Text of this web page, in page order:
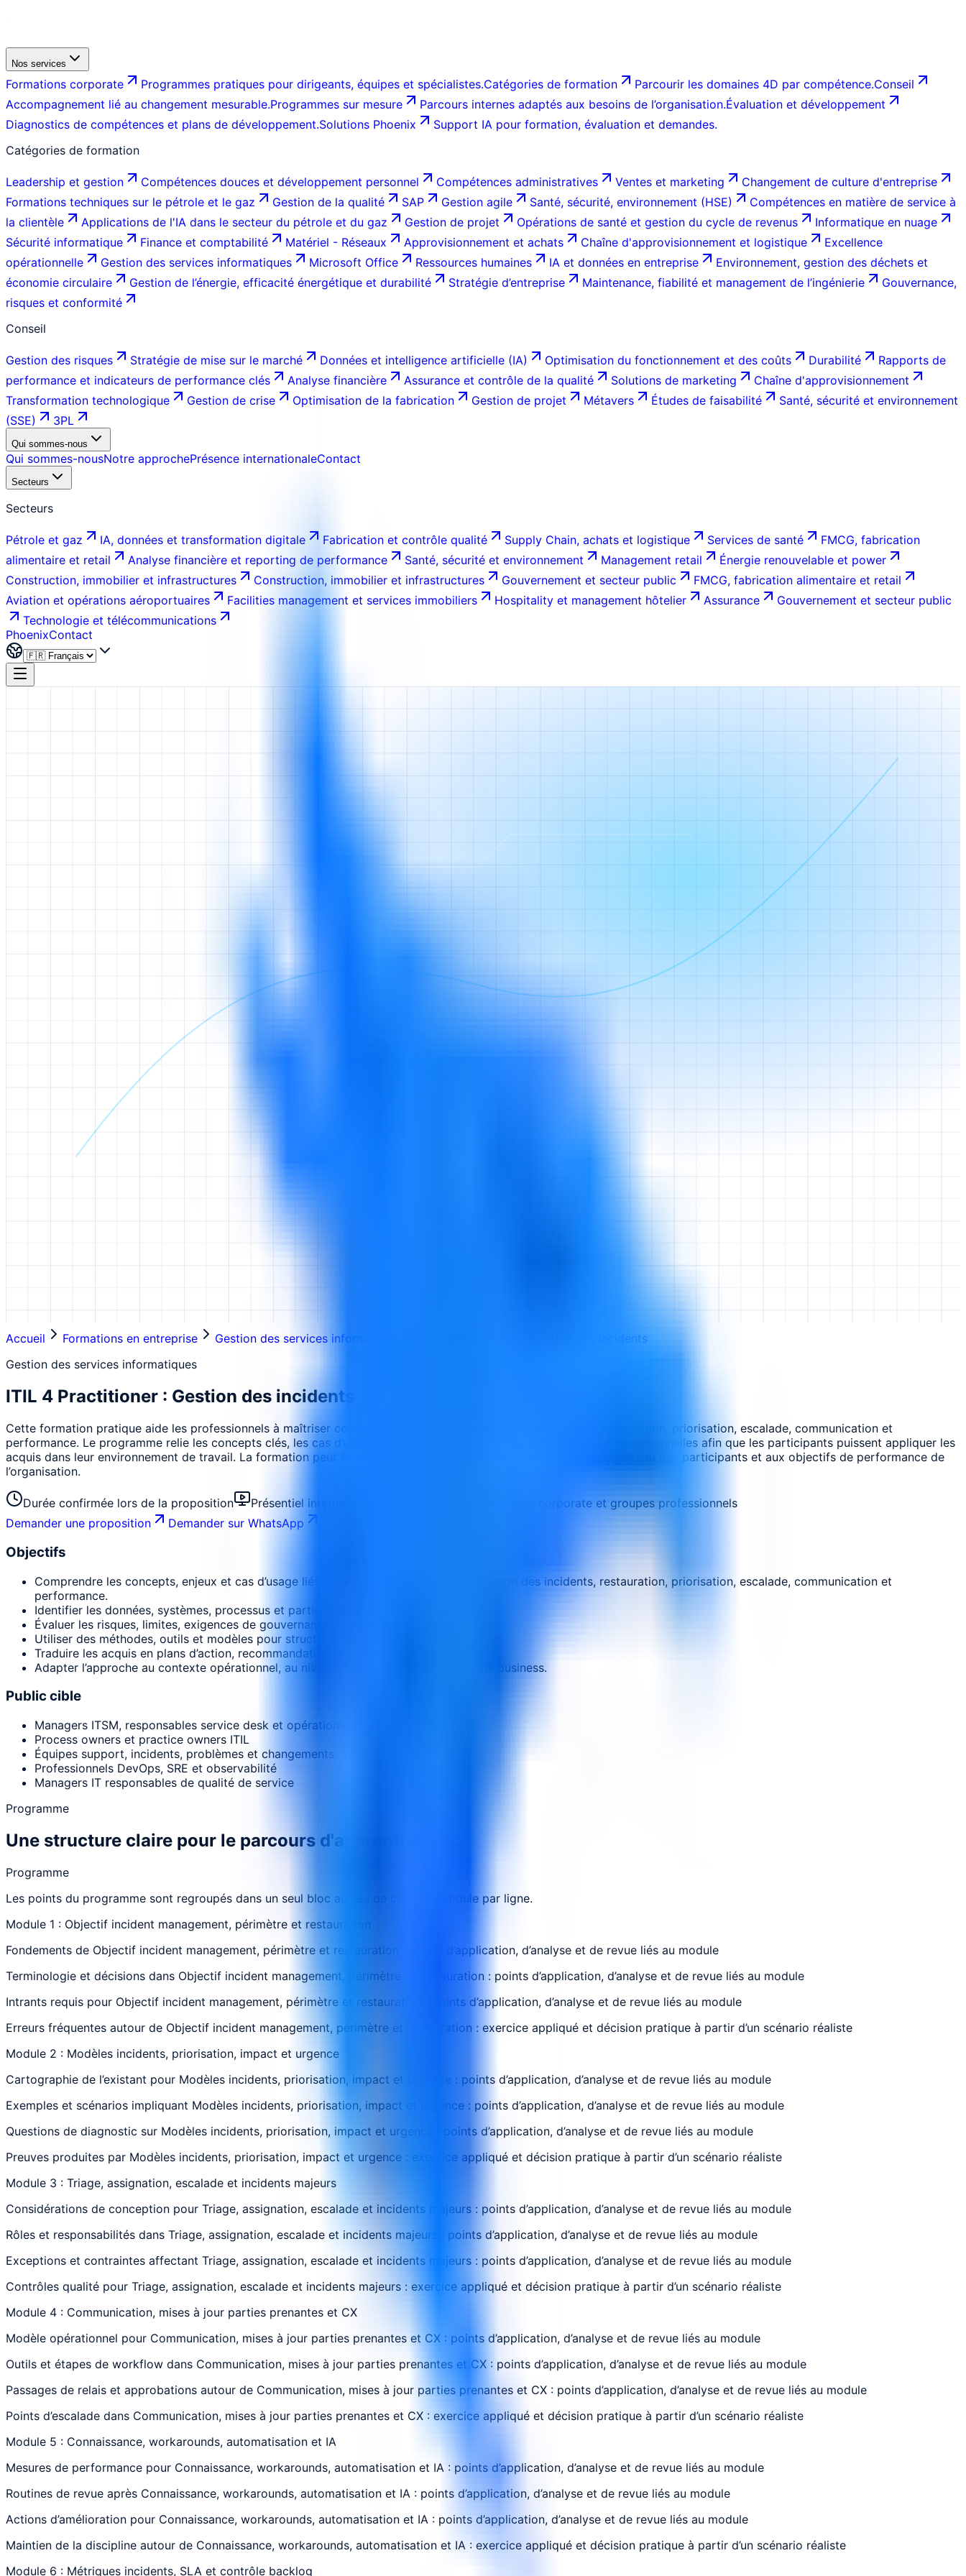
Nos services
Formations corporate Programmes pratiques pour dirigeants, équipes et spécialistes.Catégories de formation Parcourir les domaines 4D par compétence.Conseil
Accompagnement lié au changement mesurable.Programmes sur mesure Parcours internes adaptés aux besoins de l’organisation.Évaluation et développement
Diagnostics de compétences et plans de développement.Solutions Phoenix
Support IA pour formation, évaluation et demandes.
Catégories de formation
Leadership et gestion Compétences douces et développement personnel Compétences administratives Ventes et marketing
Changement de culture d'entreprise
Formations techniques sur le pétrole et le gaz
Gestion de la qualité SAP Gestion agile Santé, sécurité, environnement (HSE)
Compétences en matière de service à
la clientèle
Applications de l'IA dans le secteur du pétrole et du gaz Gestion de projet Opérations de santé et gestion du cycle de revenus
Informatique en nuage
Sécurité informatique
Finance et comptabilité Matériel - Réseaux Approvisionnement et achats Chaîne d'approvisionnement et logistique
Excellence
opérationnelle
Gestion des services informatiques Microsoft Office Ressources humaines IA et données en entreprise
Environnement, gestion des déchets et
économie circulaire
Gestion de l’énergie, efficacité énergétique et durabilité Stratégie d’entreprise Maintenance, fiabilité et management de l’ingénierie
Gouvernance,
risques et conformité
Conseil
Gestion des risques Stratégie de mise sur le marché Données et intelligence artificielle (IA) Optimisation du fonctionnement et des coûts Durabilité
Rapports de
performance et indicateurs de performance clés
Analyse financière Assurance et contrôle de la qualité Solutions de marketing
Chaîne d'approvisionnement
Transformation technologique
Gestion de crise Optimisation de la fabrication Gestion de projet Métavers Études de faisabilité
Santé, sécurité et environnement
(SSE)
3PL
Qui sommes-nous
Qui sommes-nousNotre approchePrésence internationaleContact
Secteurs
Secteurs
Pétrole et gaz IA, données et transformation digitale Fabrication et contrôle qualité Supply Chain, achats et logistique Services de santé
FMCG, fabrication
alimentaire et retail
Analyse financière et reporting de performance Santé, sécurité et environnement Management retail
Énergie renouvelable et power
Construction, immobilier et infrastructures
Construction, immobilier et infrastructures Gouvernement et secteur public
FMCG, fabrication alimentaire et retail
Aviation et opérations aéroportuaires
Facilities management et services immobiliers Hospitality et management hôtelier Assurance
Gouvernement et secteur public
Technologie et télécommunications
PhoenixContact
Accueil Formations en entreprise Gestion des services informatiques
ITIL 4 Practitioner : Gestion des incidents
Gestion des services informatiques
ITIL 4 Practitioner : Gestion des incidents
Cette formation pratique aide les professionnels à maîtriser conception de la pratique gestion des incidents, restauration, priorisation, escalade, communication et
performance. Le programme relie les concepts clés, les cas d’usage réels, les risques, les outils et les décisions opérationnelles afin que les participants puissent appliquer les
acquis dans leur environnement de travail. La formation peut être adaptée au secteur, aux systèmes internes, au niveau des participants et aux objectifs de performance de
l’organisation.
Durée confirmée lors de la proposition Présentiel interne, en ligne ou sur mesure
Équipes corporate et groupes professionnels
Demander une proposition
Demander sur WhatsApp
Objectifs
Comprendre les concepts, enjeux et cas d’usage liés à conception de la pratique gestion des incidents, restauration, priorisation, escalade, communication et
performance.
Identifier les données, systèmes, processus et parties prenantes nécessaires.
Évaluer les risques, limites, exigences de gouvernance et contrôles pratiques.
Utiliser des méthodes, outils et modèles pour structurer l’analyse et la décision.
Traduire les acquis en plans d’action, recommandations et améliorations mesurables.
Adapter l’approche au contexte opérationnel, au niveau des équipes et aux objectifs business.
Public cible
Managers ITSM, responsables service desk et opérations IT
Process owners et practice owners ITIL
Équipes support, incidents, problèmes et changements
Professionnels DevOps, SRE et observabilité
Managers IT responsables de qualité de service
Programme
Une structure claire pour le parcours d'apprentissage.
Programme
Les points du programme sont regroupés dans un seul bloc au lieu de créer un module par ligne.
Module 1 : Objectif incident management, périmètre et restauration
Fondements de Objectif incident management, périmètre et restauration : points d’application, d’analyse et de revue liés au module
Terminologie et décisions dans Objectif incident management, périmètre et restauration : points d’application, d’analyse et de revue liés au module
Intrants requis pour Objectif incident management, périmètre et restauration : points d’application, d’analyse et de revue liés au module
Erreurs fréquentes autour de Objectif incident management, périmètre et restauration : exercice appliqué et décision pratique à partir d’un scénario réaliste
Module 2 : Modèles incidents, priorisation, impact et urgence
Cartographie de l’existant pour Modèles incidents, priorisation, impact et urgence : points d’application, d’analyse et de revue liés au module
Exemples et scénarios impliquant Modèles incidents, priorisation, impact et urgence : points d’application, d’analyse et de revue liés au module
Questions de diagnostic sur Modèles incidents, priorisation, impact et urgence : points d’application, d’analyse et de revue liés au module
Preuves produites par Modèles incidents, priorisation, impact et urgence : exercice appliqué et décision pratique à partir d’un scénario réaliste
Module 3 : Triage, assignation, escalade et incidents majeurs
Considérations de conception pour Triage, assignation, escalade et incidents majeurs : points d’application, d’analyse et de revue liés au module
Rôles et responsabilités dans Triage, assignation, escalade et incidents majeurs : points d’application, d’analyse et de revue liés au module
Exceptions et contraintes affectant Triage, assignation, escalade et incidents majeurs : points d’application, d’analyse et de revue liés au module
Contrôles qualité pour Triage, assignation, escalade et incidents majeurs : exercice appliqué et décision pratique à partir d’un scénario réaliste
Module 4 : Communication, mises à jour parties prenantes et CX
Modèle opérationnel pour Communication, mises à jour parties prenantes et CX : points d’application, d’analyse et de revue liés au module
Outils et étapes de workflow dans Communication, mises à jour parties prenantes et CX : points d’application, d’analyse et de revue liés au module
Passages de relais et approbations autour de Communication, mises à jour parties prenantes et CX : points d’application, d’analyse et de revue liés au module
Points d’escalade dans Communication, mises à jour parties prenantes et CX : exercice appliqué et décision pratique à partir d’un scénario réaliste
Module 5 : Connaissance, workarounds, automatisation et IA
Mesures de performance pour Connaissance, workarounds, automatisation et IA : points d’application, d’analyse et de revue liés au module
Routines de revue après Connaissance, workarounds, automatisation et IA : points d’application, d’analyse et de revue liés au module
Actions d’amélioration pour Connaissance, workarounds, automatisation et IA : points d’application, d’analyse et de revue liés au module
Maintien de la discipline autour de Connaissance, workarounds, automatisation et IA : exercice appliqué et décision pratique à partir d’un scénario réaliste
Module 6 : Métriques incidents, SLA et contrôle backlog